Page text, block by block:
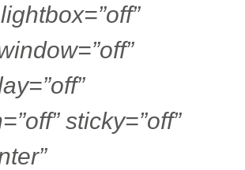
sticky=”off”